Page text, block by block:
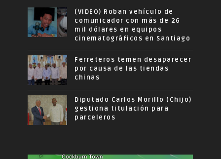
(VIDEO) Roban vehículo de
comunicador con más de 26
mil dólares en equipos
cinematográficos en Santiago
Ferreteros temen desaparecer
por causa de las tiendas
chinas
Diputado Carlos Morillo (Chijo)
gestiona titulación para
parceleros